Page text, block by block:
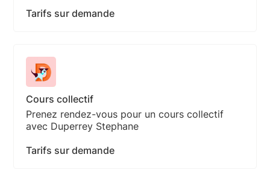
Tarifs sur demande
Cours collectif
Prenez rendez-vous pour un cours collectif
avec Duperrey Stephane
Tarifs sur demande